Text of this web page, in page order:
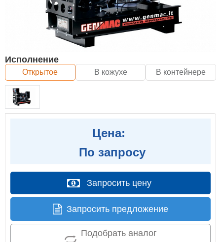
Исполнение
Открытое В кожухе В контейнере
Цена:
По запросу
Запросить цену
Запросить предложение
Подобрать аналог